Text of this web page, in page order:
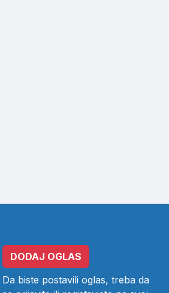
DODAJ OGLAS
Da biste postavili oglas, treba da